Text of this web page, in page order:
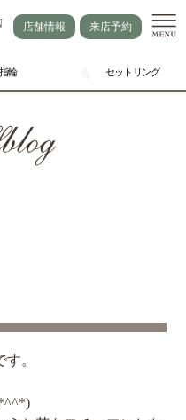
来店予約
店舗情報
輪 セットリング
。